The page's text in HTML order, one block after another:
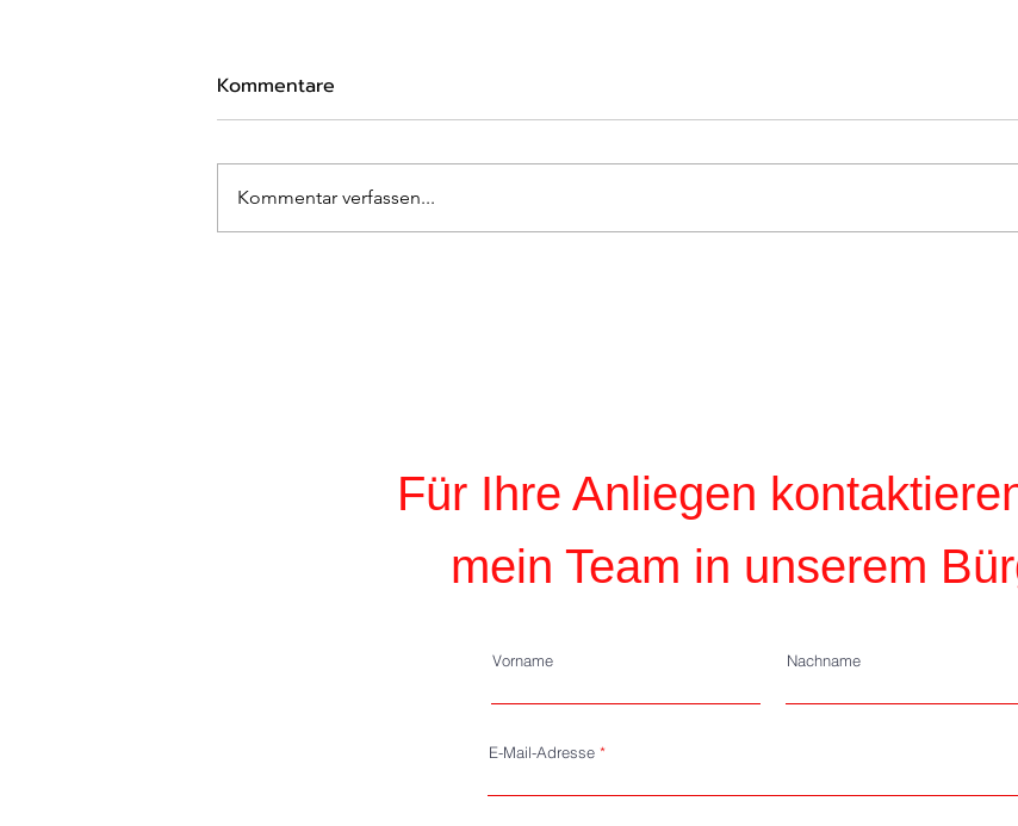
Kommentare
Kommentar verfassen...
Für Ihre Anliegen
mein Team in unserem
Vorname Nachname
E-Mail-Adresse